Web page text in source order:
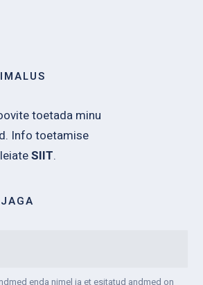
toetada minu
Info toetamise
SIIT.
enda nimel ja et esitatud andmed on